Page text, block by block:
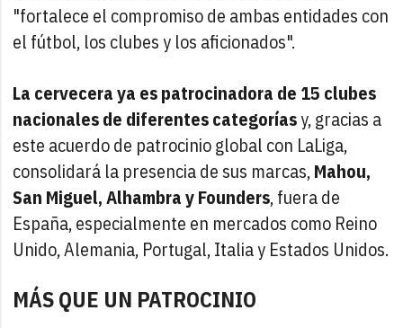
"fortalece el compromiso de ambas entidades con
el fútbol, los clubes y los aficionados".
La cervecera ya es patrocinadora de 15 clubes
nacionales de diferentes categoríasy, gracias a
este acuerdo de patrocinio global con LaLiga,
consolidará la presencia de sus marcas,Mahou,
San Miguel, Alhambra y Founders, fuera de
España, especialmente en mercados como Reino
Unido, Alemania, Portugal, Italia y Estados Unidos.
MÁS QUE UN PATROCINIO